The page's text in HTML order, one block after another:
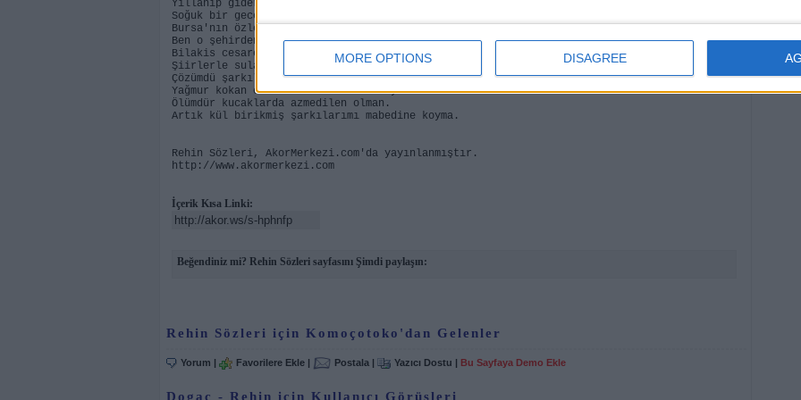
MORE OPTIONS DISAGREE
Yıllanıp gider ihanet karanlık kuytularımda.
Soğuk bir geceye inat son kez öpüp uğurladım bak.
Bursa'nın özlemiydi göz bebeklerin,
Ben o şehirden kaçtım ve özlemek dedim.
Bilakis cesaretti, dönmemek geri.
Şiirlerle sulandırıp beslemek seni.
Çözümdü şarkılarımı hasretine koymak,
Yağmur kokan elvedalar hasretine doymaz.
Ölümdür kucaklarda azmedilen olman.
Artık kül birikmiş şarkılarımı mabedine koyma.
Rehin Sözleri, AkorMerkezi.com'da yayınlanmıştır.
http://www.akormerkezi.com
İçerik Kısa Linki:
Beğendiniz mi? Rehin Sözleri sayfasını Şimdi paylaşın:
Rehin Sözleri için Komoçotoko'dan Gelenler
Yorum | Favorilere Ekle | Postala | Yazıcı Dostu | Bu Sayfaya Demo Ekle
Dogaç - Rehin için Kullanıcı Görüşleri